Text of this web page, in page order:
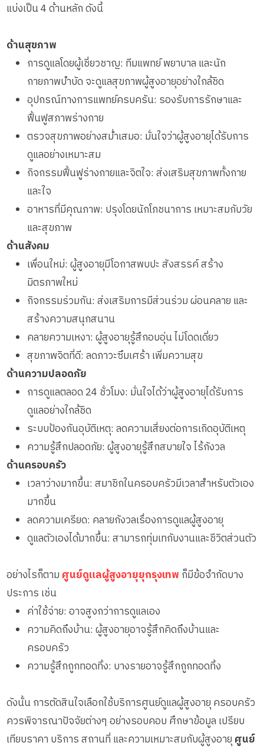
แบ่งเป็น 4 ด้านหลัก ดังนี้
ด้านสุขภาพ
การดูแลโดยผู้เชี่ยวชาญ: ทีมแพทย์ พยาบาล และนัก
กายภาพบำบัด จะดูแลสุขภาพผู้สูงอายุอย่างใกล้ชิด
อุปกรณ์ทางการแพทย์ครบครัน: รองรับการรักษาและ
ฟื้นฟูสภาพร่างกาย
ตรวจสุขภาพอย่างสม่ำเสมอ: มั่นใจว่าผู้สูงอายุได้รับการ
ดูแลอย่างเหมาะสม
กิจกรรมฟื้นฟูร่างกายและจิตใจ: ส่งเสริมสุขภาพทั้งกาย
และใจ
อาหารที่มีคุณภาพ: ปรุงโดยนักโภชนาการ เหมาะสมกับวัย
และสุขภาพ
ด้านสังคม
เพื่อนใหม่: ผู้สูงอายุมีโอกาสพบปะ สังสรรค์ สร้าง
มิตรภาพใหม่
กิจกรรมร่วมกัน: ส่งเสริมการมีส่วนร่วม ผ่อนคลาย และ
สร้างความสนุกสนาน
คลายความเหงา: ผู้สูงอายุรู้สึกอบอุ่น ไม่โดดเดี่ยว
สุขภาพจิตที่ดี: ลดภาวะซึมเศร้า เพิ่มความสุข
ด้านความปลอดภัย
การดูแลตลอด 24 ชั่วโมง: มั่นใจได้ว่าผู้สูงอายุได้รับการ
ดูแลอย่างใกล้ชิด
ระบบป้องกันอุบัติเหตุ: ลดความเสี่ยงต่อการเกิดอุบัติเหตุ
ความรู้สึกปลอดภัย: ผู้สูงอายุรู้สึกสบายใจ ไร้กังวล
ด้านครอบครัว
เวลาว่างมากขึ้น: สมาชิกในครอบครัวมีเวลาสำหรับตัวเอง
มากขึ้น
ลดความเครียด: คลายกังวลเรื่องการดูแลผู้สูงอายุ
ดูแลตัวเองได้มากขึ้น: สามารถทุ่มเทกับงานและชีวิตส่วนตัว
อย่างไรก็ตาม ศูนย์ดูแลผู้สูงอายุยุกรุงเทพ ก็มีข้อจำกัดบาง
ประการ เช่น
ค่าใช้จ่าย: อาจสูงกว่าการดูแลเอง
ความคิดถึงบ้าน: ผู้สูงอายุอาจรู้สึกคิดถึงบ้านและ
ครอบครัว
ความรู้สึกถูกทอดทิ้ง: บางรายอาจรู้สึกถูกทอดทิ้ง
ดังนั้น การตัดสินใจเลือกใช้บริการศูนย์ดูแลผู้สูงอายุ ครอบครัว
ควรพิจารณาปัจจัยต่างๆ อย่างรอบคอบ ศึกษาข้อมูล เปรียบ
เทียบราคา บริการ สถานที่ และความเหมาะสมกับผู้สูงอายุศูนย์